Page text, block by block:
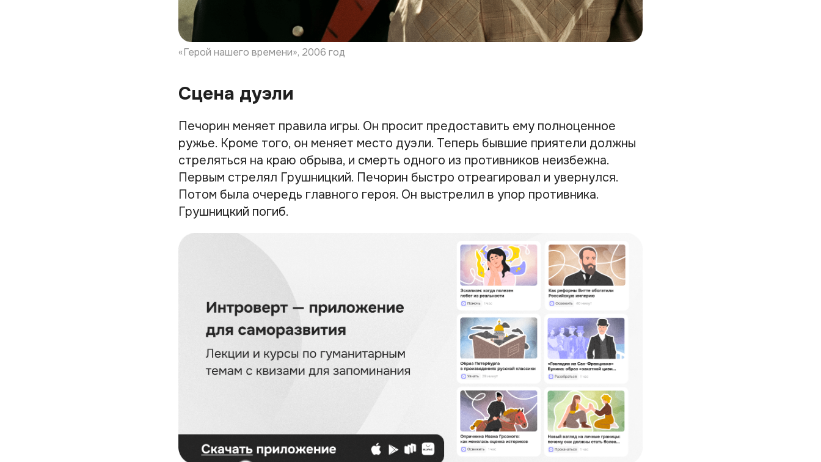
«Герой нашего времени», 2006 год
Сцена дуэли
Печорин меняет правила игры. Он просит предоставить ему полноценное
ружье. Кроме того, он меняет место дуэли. Теперь бывшие приятели должны
стреляться на краю обрыва, и смерть одного из противников неизбежна.
Первым стрелял Грушницкий. Печорин быстро отреагировал и увернулся.
Потом была очередь главного героя. Он выстрелил в упор противника.
Грушницкий погиб.